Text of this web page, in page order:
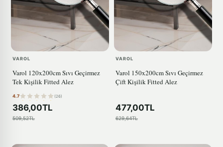
VAROL
Varol 120x200cm Sıvı Geçirmez
Tek Kişilik Fitted Alez
4.7 (26)
386,00TL
509,52TL
VAROL
Varol 150x200cm Sıvı Geçirmez
Çift Kişilik Fitted Alez
477,00TL
629,64TL